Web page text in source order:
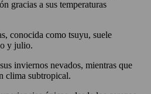
gracias a sus temperaturas
conocida como tsuyu, suele
y julio.
inviernos nevados, mientras que
clima subtropical.